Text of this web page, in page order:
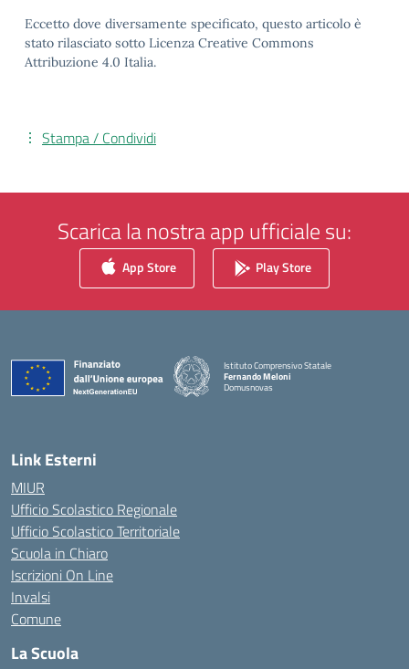
Eccetto dove diversamente specificato, questo articolo è
stato rilasciato sotto Licenza Creative Commons
Attribuzione 4.0 Italia.
Stampa / Condividi
Scarica la nostra app ufficiale su:
App Store Play Store
Istituto Comprensivo Statale
Fernando Meloni
Domusnovas
Link Esterni
MIUR
Ufficio Scolastico Regionale
Ufficio Scolastico Territoriale
Scuola in Chiaro
Iscrizioni On Line
Invalsi
Comune
La Scuola